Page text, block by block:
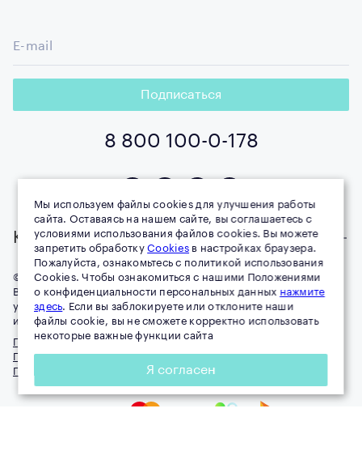
E-mail
Подписаться
8 800 100-0-178
Компания
© 1996–2026 MIRRA all rights reserved
Воспроизведение материалов данного сайта возможно при
условии обязательного размещения активной ссылки на
источник (mirra.ru).
Правовая информация
Политика обработки персональных данных
Публичная оферта
Мы используем файлы cookies для улучшения работы
сайта. Оставаясь на нашем сайте, вы соглашаетесь с
условиями использования файлов cookies. Вы можете
запретить обработку Cookies в настройках браузера.
Пожалуйста, ознакомьтесь с политикой использования
Cookies. Чтобы ознакомиться с нашими Положениями
о конфиденциальности персональных данных нажмите
здесь. Если вы заблокируете или отклоните наши
файлы cookie, вы не сможете корректно использовать
некоторые важные функции сайта
Я согласен